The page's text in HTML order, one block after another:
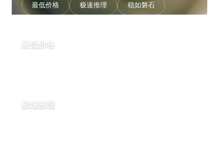
最低价格 极速推理 稳如磐石
最低价格
极速推理